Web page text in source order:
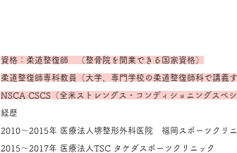
資格：柔道整復師　（整骨院を開業できる国家資格）
柔道整復師専科教員（大学、専門学校の柔道整復師科で講義
NSCA CSCS（全米ストレングス・コンディショニングスペシ
経歴
2010～2015年 医療法人堺整形外科医院　福岡スポーツクリ
2015～2017年 医療法人TSC タケダスポーツクリニック